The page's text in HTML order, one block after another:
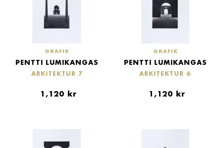
GRAFIK
PENTTI LUMIKANGAS
ARKITEKTUR 7
1,120 kr
GRAFIK
PENTTI LUMIKANGAS
ARKITEKTUR 6
1,120 kr